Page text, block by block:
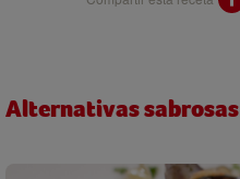
Alternativas sabrosas